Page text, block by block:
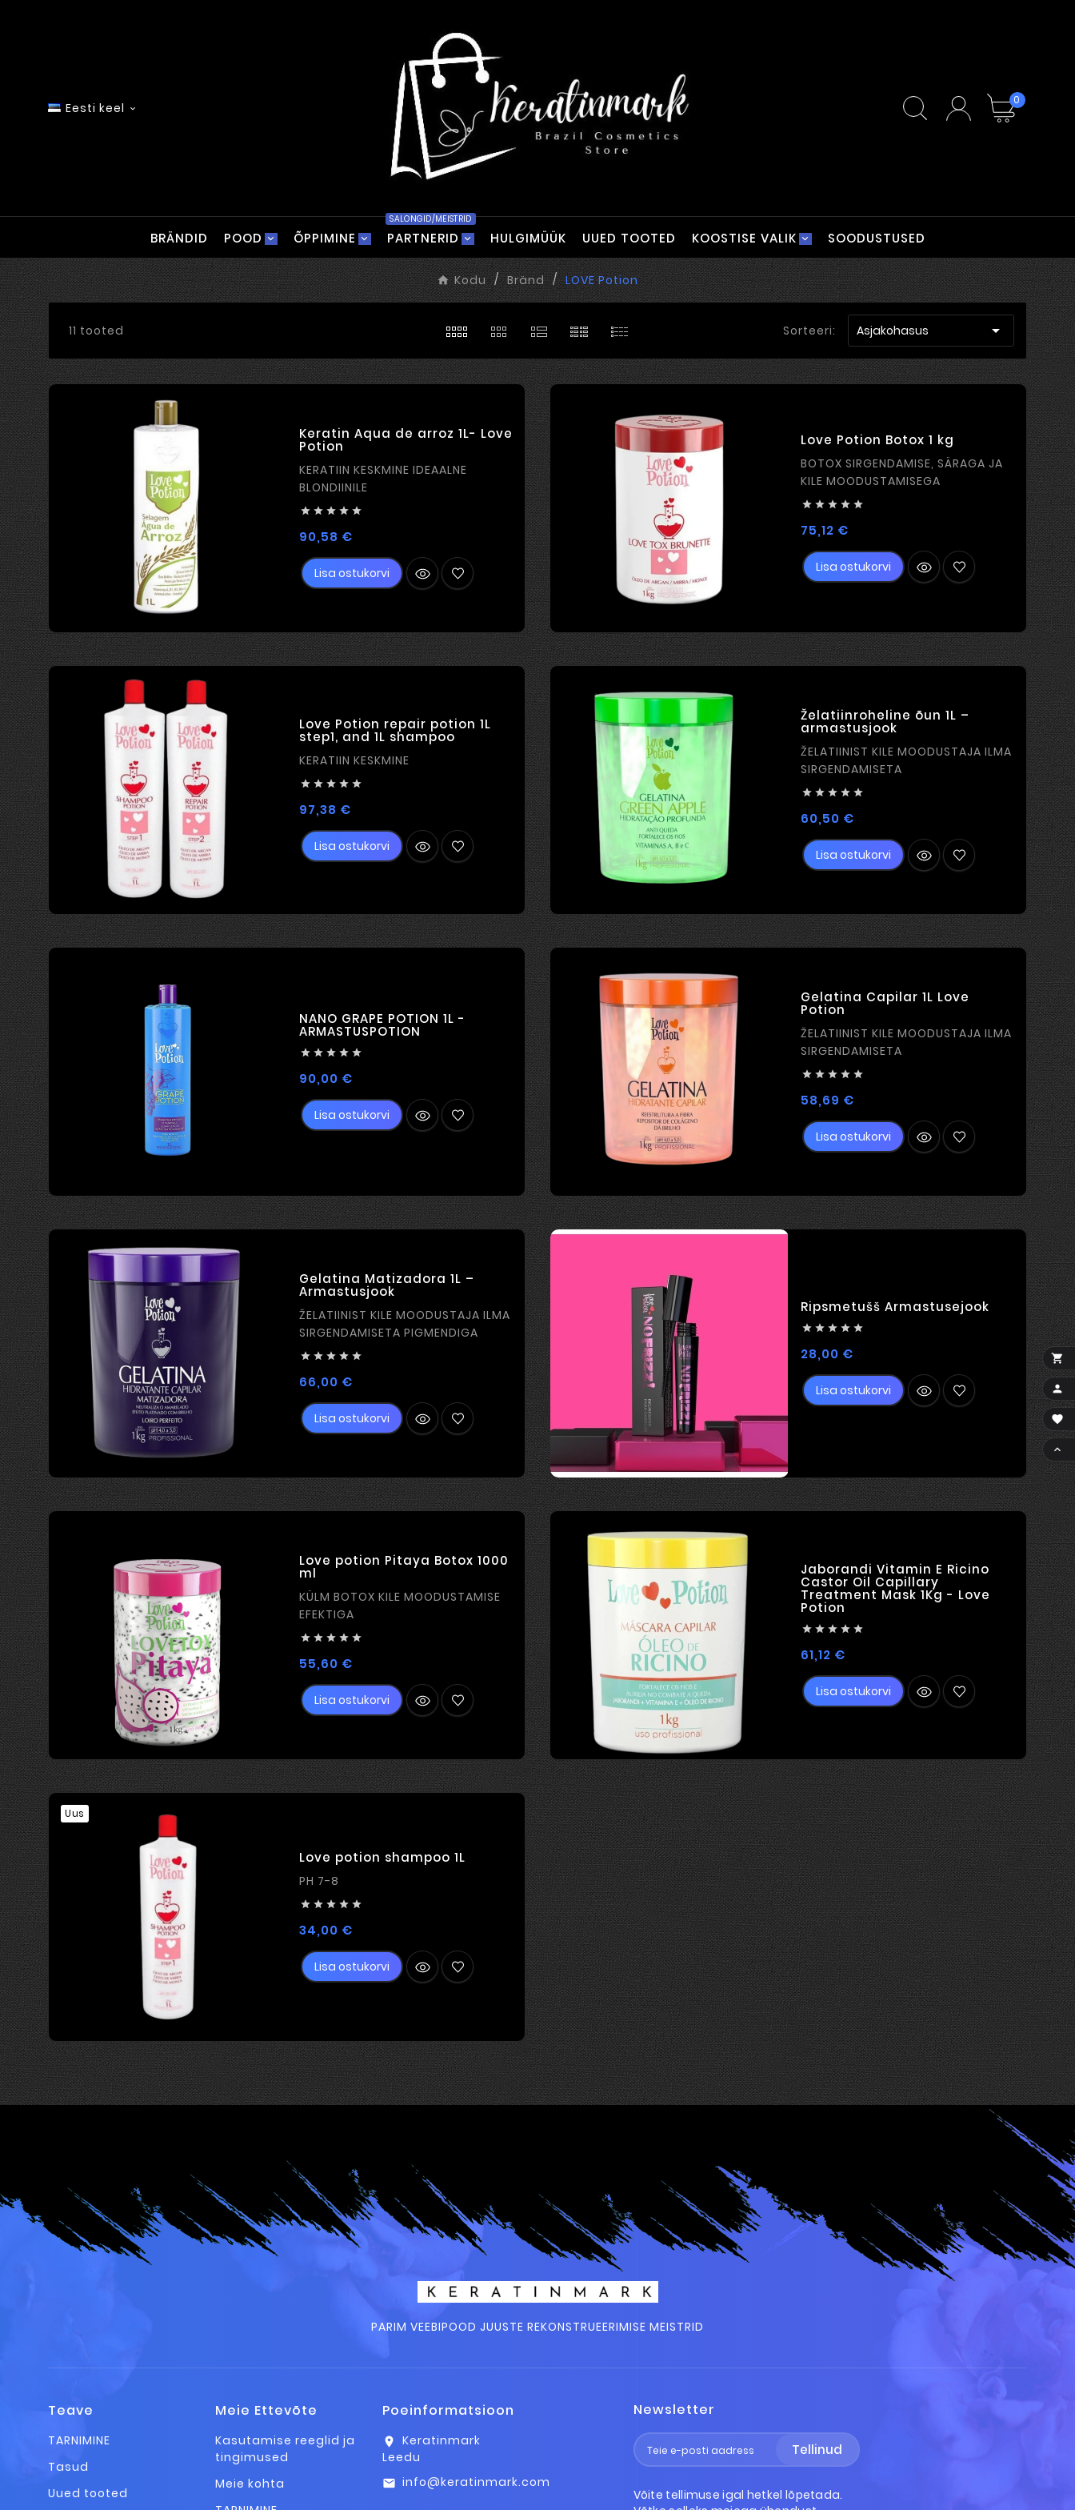
Eesti keel 
0
BRÄNDID POOD ÕPPIMINE PARTNERID
SALONGID/MEISTRID
HULGIMÜÜK UUED TOOTED KOOSTISE VALIK SOODUSTUSED
Kodu Bränd LOVE Potion
11 tooted Sorteeri: Asjakohasus 
Keratin Aqua de arroz 1L- Love
Potion
KERATIIN KESKMINE IDEAALNE
BLONDIINILE
    
90,58 €Hind
Lisa ostukorvi
Love Potion Botox 1 kg
BOTOX SIRGENDAMISE, SÄRAGA JA
KILE MOODUSTAMISEGA
    
75,12 €Hind
Lisa ostukorvi
Love Potion repair potion 1L
step1, and 1L shampoo
KERATIIN KESKMINE
    
97,38 €Hind
Lisa ostukorvi
Želatiinroheline õun 1L –
armastusjook
ŽELATIINIST KILE MOODUSTAJA ILMA
SIRGENDAMISETA
    
60,50 €Hind
Lisa ostukorvi
NANO GRAPE POTION 1L -
ARMASTUSPOTION
    
90,00 €Hind
Lisa ostukorvi
Gelatina Capilar 1L Love
Potion
ŽELATIINIST KILE MOODUSTAJA ILMA
SIRGENDAMISETA
    
58,69 €Hind
Lisa ostukorvi
Gelatina Matizadora 1L –
Armastusjook
ŽELATIINIST KILE MOODUSTAJA ILMA
SIRGENDAMISETA PIGMENDIGA
    
66,00 €Hind
Lisa ostukorvi
Ripsmetušš Armastusejook
    
28,00 €Hind
Lisa ostukorvi
Love potion Pitaya Botox 1000
ml
KÜLM BOTOX KILE MOODUSTAMISE
EFEKTIGA
    
55,60 €Hind
Lisa ostukorvi
Jaborandi Vitamin E Ricino
Castor Oil Capillary
Treatment Mask 1Kg - Love
Potion
    
61,12 €Hind
Lisa ostukorvi
Uus
Love potion shampoo 1L
PH 7-8
    
34,00 €Hind
Lisa ostukorvi
PARIM VEEBIPOOD JUUSTE REKONSTRUEERIMISE MEISTRID
Teave
TARNIMINE
Tasud
Uued tooted
Meie Ettevõte
Kasutamise reeglid ja
tingimused
Meie kohta
Poeinformatsioon
location_on
Keratinmark
Leedu
email info@keratinmark.com
Newsletter
Tellinud
Võite tellimuse igal hetkel lõpetada.



